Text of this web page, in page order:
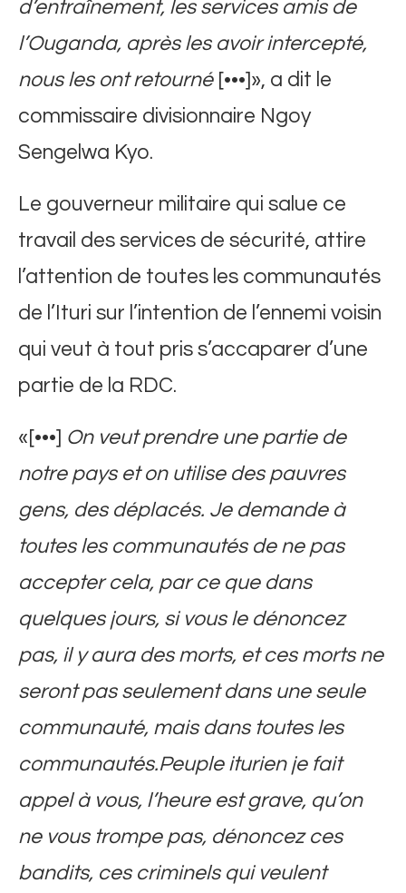
d’entraînement, les services amis de
l’Ouganda, après les avoir intercepté,
nous les ont retourné[•••]», a dit le
commissaire divisionnaire Ngoy
Sengelwa Kyo.
Le gouverneur militaire qui salue ce
travail des services de sécurité, attire
l’attention de toutes les communautés
de l’Ituri sur l’intention de l’ennemi voisin
qui veut à tout pris s’accaparer d’une
partie de la RDC.
«[•••] On veut prendre une partie de
notre pays et on utilise des pauvres
gens, des déplacés. Je demande à
toutes les communautés de ne pas
accepter cela, par ce que dans
quelques jours, si vous le dénoncez
pas, il y aura des morts, et ces morts ne
seront pas seulement dans une seule
communauté, mais dans toutes les
communautés.Peuple iturien je fait
appel à vous, l’heure est grave, qu’on
ne vous trompe pas, dénoncez ces
bandits, ces criminels qui veulent